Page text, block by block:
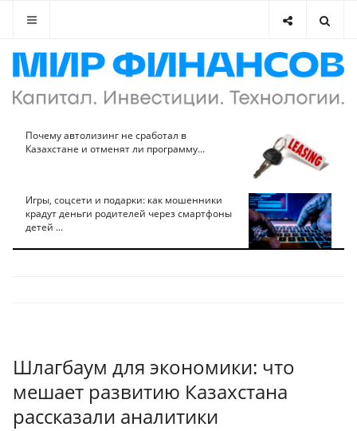
Почему автолизинг не сработал в
Казахстане и отменят ли программу...
Игры, соцсети и подарки: как мошенники
крадут деньги родителей через смартфоны
детей ...
Шлагбаум для экономики: что
мешает развитию Казахстана
рассказали аналитики